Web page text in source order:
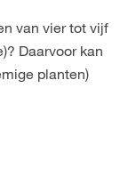
van vier tot vijf
Daarvoor kan
planten)